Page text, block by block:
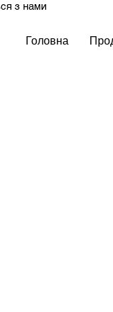
Головна
з нами